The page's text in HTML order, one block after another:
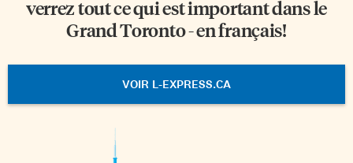
verrez tout ce qui est important dans le
Grand Toronto - en français!
VOIR L-EXPRESS.CA